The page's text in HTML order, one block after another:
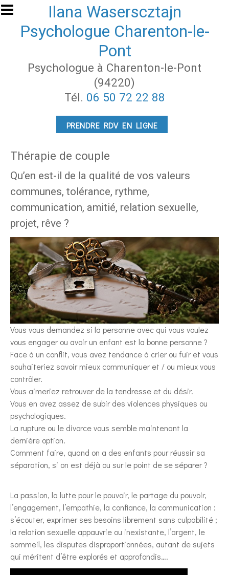
Aller au contenu principalIlana Waserscztajn
Psychologue Charenton-le-
Pont
Psychologue à Charenton-le-Pont
(94220)
Tél. 06 50 72 22 88
PRENDRE RDV EN LIGNE
Thérapie de couple
Qu’en est-il de la qualité de vos valeurs
communes, tolérance, rythme,
communication, amitié, relation sexuelle,
projet, rêve ?
Vous vous demandez si la personne avec qui vous voulez
vous engager ou avoir un enfant est la bonne personne ?
Face à un conflit, vous avez tendance à crier ou fuir et vous
souhaiteriez savoir mieux communiquer et / ou mieux vous
contrôler.
Vous aimeriez retrouver de la tendresse et du désir.
Vous en avez assez de subir des violences physiques ou
psychologiques.
La rupture ou le divorce vous semble maintenant la
dernière option.
Comment faire, quand on a des enfants pour réussir sa
séparation, si on est déjà ou sur le point de se séparer ?
La passion, la lutte pour le pouvoir, le partage du pouvoir,
l’engagement, l’empathie, la confiance, la communication :
s’écouter, exprimer ses besoins librement sans culpabilité ;
la relation sexuelle appauvrie ou inexistante, l’argent, le
sommeil, les disputes disproportionnées, autant de sujets
qui méritent d’être explorés et approfondis….